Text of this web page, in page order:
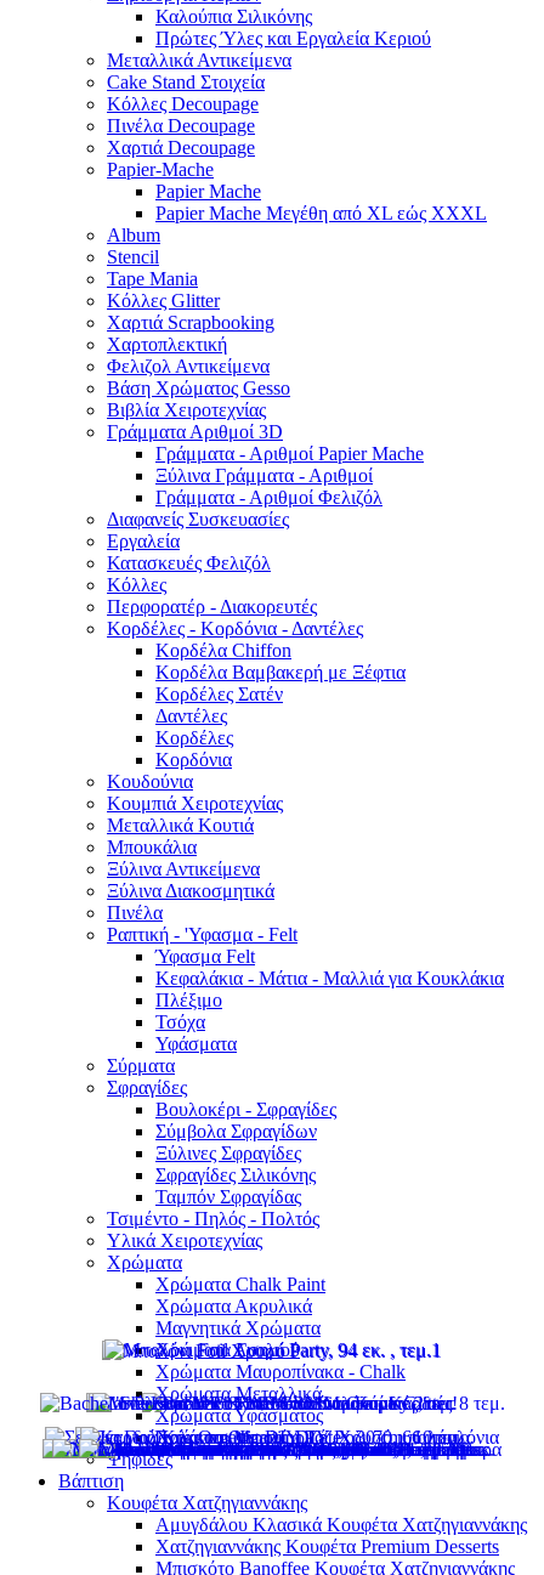
Καλούπια Σιλικόνης
Πρώτες Ύλες και Εργαλεία Κεριού
Μεταλλικά Αντικείμενα
Cake Stand Στοιχεία
Κόλλες Decoupage
Πινέλα Decoupage
Χαρτιά Decoupage
Papier-Mache
Papier Mache
Papier Mache Μεγέθη από XL εώς XXXL
Album
Stencil
Tape Mania
Κόλλες Glitter
Χαρτιά Scrapbooking
Χαρτοπλεκτική
Φελιζολ Αντικείμενα
Βάση Χρώματος Gesso
Βιβλία Χειροτεχνίας
Γράμματα Αριθμοί 3D
Γράμματα - Αριθμοί Papier Mache
Ξύλινα Γράμματα - Αριθμοί
Γράμματα - Αριθμοί Φελιζόλ
Διαφανείς Συσκευασίες
Εργαλεία
Κατασκευές Φελιζόλ
Κόλλες
Περφορατέρ - Διακορευτές
Κορδέλες - Κορδόνια - Δαντέλες
Κορδέλα Chiffon
Κορδέλα Βαμβακερή με Ξέφτια
Κορδέλες Σατέν
Δαντέλες
Κορδέλες
Κορδόνια
Κουδούνια
Κουμπιά Χειροτεχνίας
Μεταλλικά Κουτιά
Μπουκάλια
Ξύλινα Αντικείμενα
Ξύλινα Διακοσμητικά
Πινέλα
Ραπτική - 'Υφασμα - Felt
Ύφασμα Felt
Κεφαλάκια - Μάτια - Μαλλιά για Κουκλάκια
Πλέξιμο
Τσόχα
Υφάσματα
Σύρματα
Σφραγίδες
Βουλοκέρι - Σφραγίδες
Σύμβολα Σφραγίδων
Ξύλινες Σφραγίδες
Σφραγίδες Σιλικόνης
Ταμπόν Σφραγίδας
Τσιμέντο - Πηλός - Πολτός
Υλικά Χειροτεχνίας
Χρώματα
Χρώματα Chalk Paint
Χρώματα Ακρυλικά
Μαγνητικά Χρώματα
Χρώματα Γυαλιού
Χρώματα Μαυροπίνακα - Chalk
Χρώματα Μεταλλικά
Χρώματα Υφάσματος
Χρώματα Φωσφοριζέ
Ψηφίδες
Βάπτιση
Κουφέτα Χατζηγιαννάκης
Αμυγδάλου Κλασικά Κουφέτα Χατζηγιαννάκης
Χατζηγιαννάκης Κουφέτα Premium Desserts
Μπισκότο Banoffee Κουφέτα Χατζηγιαννάκης